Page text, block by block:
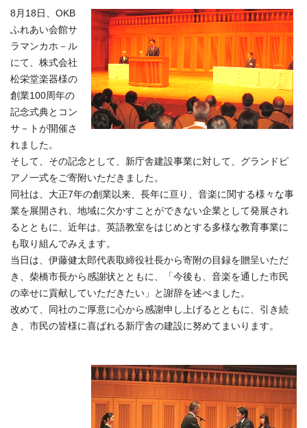
8月18日、OKB
ふれあい会館サ
ラマンカホ－ル
にて、株式会社
松栄堂楽器様の
創業100周年の
記念式典とコン
サ－トが開催さ
れました。
そして、その記念として、新庁舎建設事業に対して、グランドピ
アノ一式をご寄附いただきました。
同社は、大正7年の創業以来、長年に亘り、音楽に関する様々な事
業を展開され、地域に欠かすことができない企業として発展され
るとともに、近年は、英語教室をはじめとする多様な教育事業に
も取り組んでみえます。
当日は、伊藤健太郎代表取締役社長から寄附の目録を贈呈いただ
き、柴橋市長から感謝状とともに、「今後も、音楽を通した市民
の幸せに貢献していただきたい」と謝辞を述べました。
改めて、同社のご厚意に心から感謝申し上げるとともに、引き続
き、市民の皆様に喜ばれる新庁舎の建設に努めてまいります。